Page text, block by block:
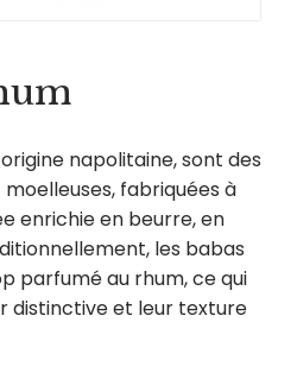
napolitaine, sont des
fabriquées à
enrichie en beurre, en
les babas
parfumé au rhum, ce qui
distinctive et leur texture